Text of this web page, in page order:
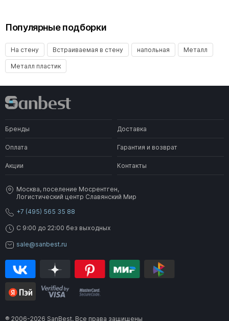
Популярные подборки
На стену Встраиваемая в стену напольная Металл
Металл пластик
Бренды Доставка
Оплата Гарантия и возврат
Акции Контакты
Москва, поселение Мосрентген,
Логистический центр Славянский Мир
+7 (495) 565 35 88
C 9:00 до 22:00 без выходных
sale@sanbest.ru
® 2006-2026 SanBest. Все права защищены